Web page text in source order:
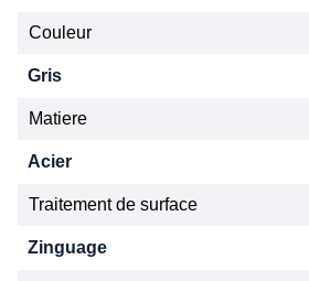
Couleur
Gris
Matiere
Acier
Traitement de surface
Zinguage